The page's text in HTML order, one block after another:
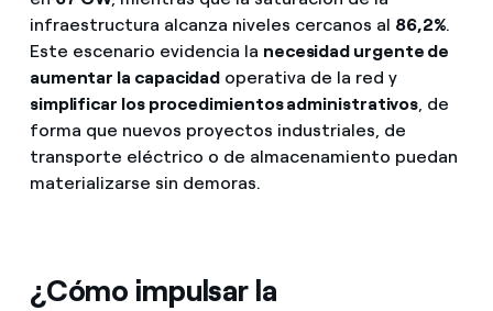
infraestructura alcanza niveles cercanos al 86,2%.
Este escenario evidencia la necesidad urgente de
aumentar la capacidad operativa de la red y
simplificar los procedimientos administrativos , de
forma que nuevos proyectos industriales, de
transporte eléctrico o de almacenamiento puedan
materializarse sin demoras.
¿Cómo impulsar la